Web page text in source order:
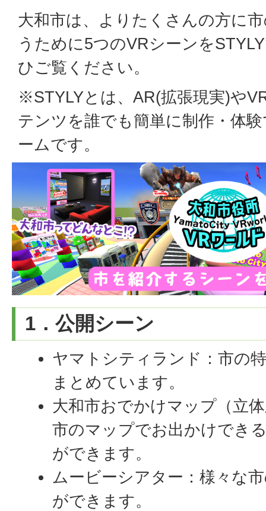
大和市は、よりたくさんの方に
うために5つのVRシーンを
ひご覧ください。
※STYLYとは、AR(拡張現実)や
テンツを誰でも簡単に制作・体
ームです。
1．公開シーン
ヤマトシティランド：市の
まとめています。
大和市おでかけマップ（立
市のマップでお出かけでき
ができます。
ムービーシアター：様々な
ができます。